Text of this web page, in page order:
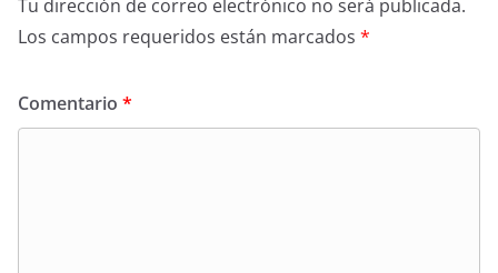
Tu dirección de correo electrónico no será publicada.
Los campos requeridos están marcados *
Comentario *